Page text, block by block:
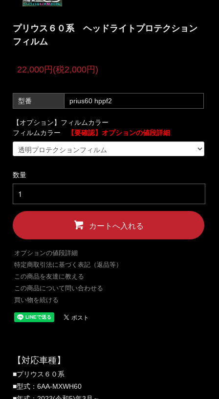
プリウス６０系 ヘッドライトプロテクション
フィルム
22,000円(税2,000円)
型番 prius60 hppf2
【オプション】フィルムカラー
フィルムカラー
【要確認】オプションの値段詳細
数量
カートへ入れる
オプションの値段詳細
特定商取引法に基づく表記（返品等）
この商品を友達に教える
この商品について問い合わせる
買い物を続ける
【対応車種】
■プリウス６０系
■型式：6AA-MXWH60